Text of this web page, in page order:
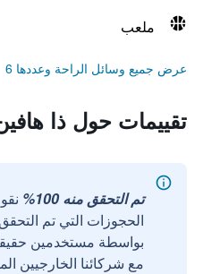
ملعب
عرض جميع وسائل الراحة وعددها 6
تقييمات حول ذا
تم التحقق منه 100%
الحجوزات التي تم
مع شركائنا الخارجيين